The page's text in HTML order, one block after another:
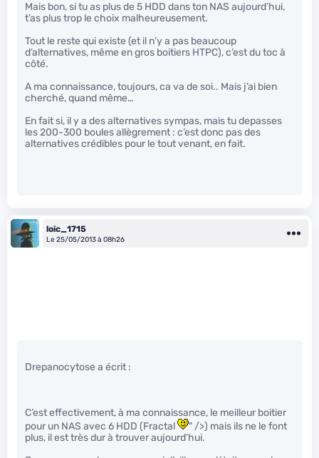
Mais bon, si tu as plus de 5 HDD dans ton NAS aujourd’hui,
t’as plus trop le choix malheureusement.
Tout le reste qui existe (et il n’y a pas beaucoup
d’alternatives, même en gros boitiers HTPC), c’est du toc à
côté.
A ma connaissance, toujours, ca va de soi.. Mais j’ai bien
cherché, quand même…
En fait si, il y a des alternatives sympas, mais tu depasses
les 200-300 boules allègrement : c’est donc pas des
alternatives crédibles pour le tout venant, en fait.
loic_1715
Le 25/05/2013 à 08h26
Drepanocytose a écrit :
C’est effectivement, à ma connaissance, le meilleur boitier
pour un NAS avec 6 HDD (Fractal
" />) mais ils ne le font
plus, il est très dur à trouver aujourd’hui.